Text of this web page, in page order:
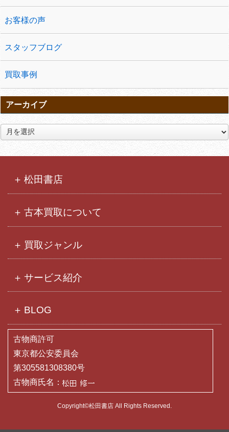
お客様の声
スタッフブログ
買取事例
アーカイブ
ア
ー
松田書店
古本買取について
買取ジャンル
サービス紹介
BLOG
古物商許可
東京都公安委員会
第305581308380号
古物商氏名：
Copyright©松田書店 All Rights Reserved.